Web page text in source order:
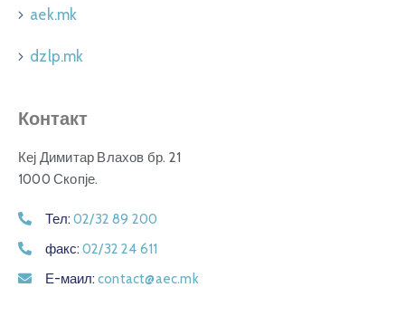
aek.mk
dzlp.mk
Контакт
Кеј Димитар Влахов бр. 21
1000 Скопје.
Тел: 02/32 89 200
факс: 02/32 24 611
Е-маил: contact@aec.mk